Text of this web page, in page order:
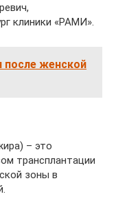
клиники «РАМИ».
после женской
– это
трансплантации
зоны в